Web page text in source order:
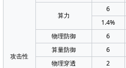
攻击性
算力
6
1.4%
物理防御
6
算量防御
6
物理穿透
2